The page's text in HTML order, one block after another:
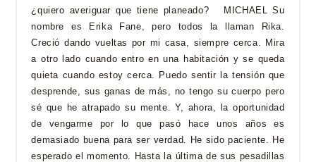
¿quiero averiguar que tiene planeado? MICHAEL Su
nombre es Erika Fane, pero todos la llaman Rika.
Creció dando vueltas por mi casa, siempre cerca. Mira
a otro lado cuando entro en una habitación y se queda
quieta cuando estoy cerca. Puedo sentir la tensión que
desprende, sus ganas de más, no tengo su cuerpo pero
sé que he atrapado su mente. Y, ahora, la oportunidad
de vengarme por lo que pasó hace unos años es
demasiado buena para ser verdad. He sido paciente. He
esperado el momento. Hasta la última de sus pesadillas